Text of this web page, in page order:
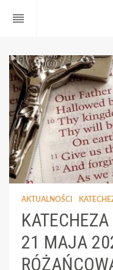
reorder
AKTUALNOŚCI
21 MAJA